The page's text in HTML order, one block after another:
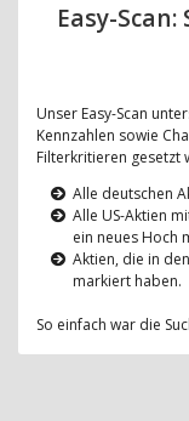
Easy-
Unser Easy-Scan
Kennzahlen sowie
Filterkritieren gesetzt
Alle deutschen
Alle US-Aktien
ein neues Hoch
Aktien, die in
markiert haben.
So einfach war die